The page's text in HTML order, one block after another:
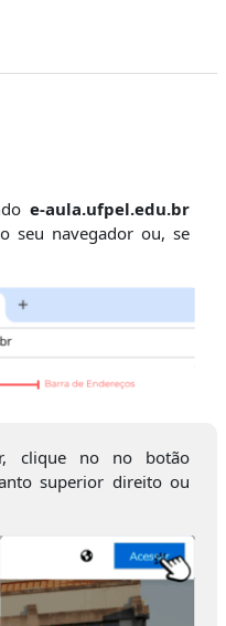
e-aula.ufpel.edu.br
seu navegador ou, se
clique no no botão
superior direito ou